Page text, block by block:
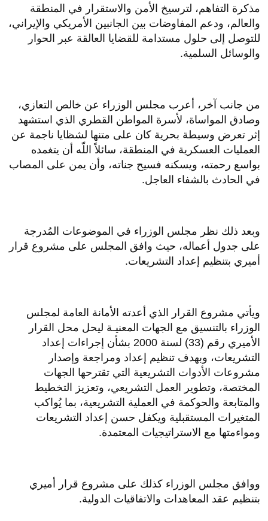
مذكرة التفاهم، لترسيخ الأمن والاستقرار في المنطقة
والعالم، ودعم المفاوضات بين الجانبين الأمريكي والإيراني،
للتوصل إلى حلول مستدامة للقضايا العالقة عبر الحوار
والوسائل السلمية.
من جانب آخر، أعرب مجلس الوزراء عن خالص التعازي،
وصادق المواساة، لأسرة المواطن القطري الذي استشهد
إثر تعرض وسيطة بحرية كان على متنها لشظايا ناجمة عن
العمليات العسكرية في المنطقة، سائلاً اللّه أن يتغمده
بواسع رحمته، ويسكنه فسيح جناته، وأن يمن على المصاب
في الحادث بالشفاء العاجل.
وبعد ذلك نظر مجلس الوزراء في الموضوعات المُدرجة
على جدول أعماله، حيث وافق المجلس على مشروع قرار
أميري بتنظيم إعداد التشريعات.
ويأتي مشروع القرار الذي أعدته الأمانة العامة لمجلس
الوزراء بالتنسيق مع الجهات المعنيـة ليحل محل القرار
الأميري رقم (33) لسنة 2000 بشأن إجراءات إعداد
التشريعات، وبهدف تنظيم إعداد ومراجعة وإصدار
مشروعات الأدوات التشريعية التي تقترحها الجهات
المختصة، وتطوير العمل التشريعي، وتعزيز التخطيط
والمتابعة والحوكمة في العملية التشريعية، بما يُواكب
المتغيرات المستقبلية ويكفل حسن إعداد التشريعات
ومواءمتها مع الاستراتيجيات المعتمدة.
ووافق مجلس الوزراء كذلك على مشروع قرار أميري
بتنظيم عقد المعاهدات والاتفاقيات الدولية.